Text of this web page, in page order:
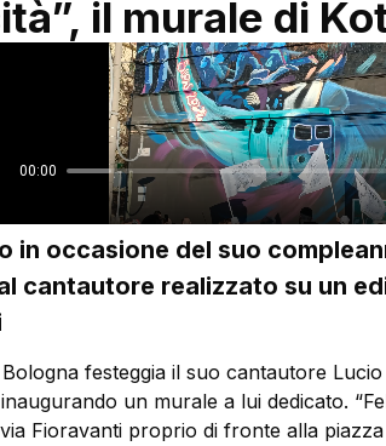
il murale di
in occasione del suo
cantautore realizzato su un
Bologna festeggia il suo cantautore
un murale a lui dedicato.
Fioravanti proprio di fronte alla